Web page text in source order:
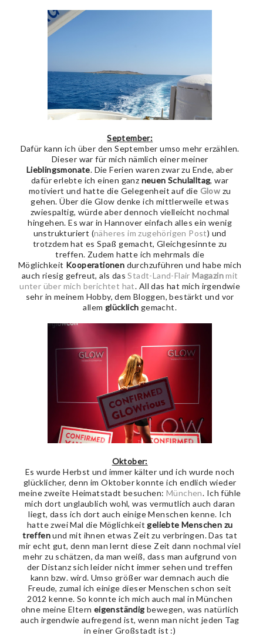
September:
Dafür kann ich über den September umso mehr erzählen.
Dieser war für mich nämlich einer meiner
Lieblingsmonate. Die Ferien waren zwar zu Ende, aber
dafür erlebte ich einen ganz neuen Schulalltag, war
motiviert und hatte die Gelegenheit auf die Glow zu
gehen. Über die Glow denke ich mittlerweile etwas
zwiespaltig, würde aber dennoch vielleicht nochmal
hingehen. Es war in Hannover einfach alles ein wenig
unstrukturiert (näheres im zugehörigen Post) und
trotzdem hat es Spaß gemacht, Gleichgesinnte zu
treffen. Zudem hatte ich mehrmals die
Möglichkeit Kooperationen durchzuführen und habe mich
auch riesig gefreut, als dasStadt-Land-FlairMagazinmit
unter über mich berichtet hat. All das hat mich irgendwie
sehr in meinem Hobby, dem Bloggen, bestärkt und vor
allem glücklich gemacht.
Oktober:
Es wurde Herbst und immer kälter und ich wurde noch
glücklicher, denn im Oktober konnte ich endlich wieder
meine zweite Heimatstadt besuchen:München. Ich fühle
mich dort unglaublich wohl, was vermutlich auch daran
liegt, dass ich dort auch einige Menschen kenne. Ich
hatte zwei Mal die Möglichkeitgeliebte Menschen zu
treffenund mit ihnen etwas Zeit zu verbringen. Das tat
mir echt gut, denn man lernt diese Zeit dann nochmal viel
mehr zu schätzen, da man weiß, dass man aufgrund von
der Distanz sich leider nicht immer sehen und treffen
kann bzw. wird. Umso größer war demnach auch die
Freude, zumal ich einige dieser Menschen schon seit
2012 kenne. So konnte ich mich auch mal in München
ohne meine Eltern eigenständig bewegen, was natürlich
auch irgendwie aufregend ist, wenn man nicht jeden Tag
in einer Großstadt ist :)